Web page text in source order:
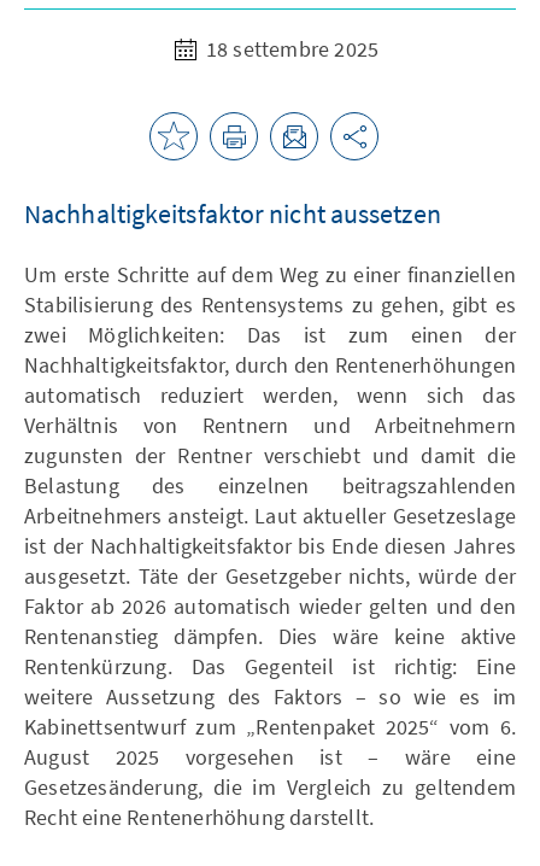
18 settembre 2025
Nachhaltigkeitsfaktor nicht aussetzen
Um erste Schritte auf dem Weg zu einer finanziellen
Stabilisierung des Rentensystems zu gehen, gibt es
zwei Möglichkeiten: Das ist zum einen der
Nachhaltigkeitsfaktor, durch den Rentenerhöhungen
automatisch reduziert werden, wenn sich das
Verhältnis von Rentnern und Arbeitnehmern
zugunsten der Rentner verschiebt und damit die
Belastung des einzelnen beitragszahlenden
Arbeitnehmers ansteigt. Laut aktueller Gesetzeslage
ist der Nachhaltigkeitsfaktor bis Ende diesen Jahres
ausgesetzt. Täte der Gesetzgeber nichts, würde der
Faktor ab 2026 automatisch wieder gelten und den
Rentenanstieg dämpfen. Dies wäre keine aktive
Rentenkürzung. Das Gegenteil ist richtig: Eine
weitere Aussetzung des Faktors – so wie es im
Kabinettsentwurf zum „Rentenpaket 2025“ vom 6.
August 2025 vorgesehen ist – wäre eine
Gesetzesänderung, die im Vergleich zu geltendem
Recht eine Rentenerhöhung darstellt.